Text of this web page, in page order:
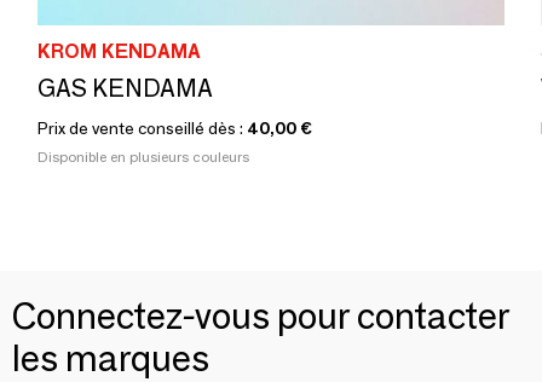
KROM KENDAMA
GAS KENDAMA
Prix de vente conseillé dès : 40,00 €
Disponible en plusieurs couleurs
Connectez-vous pour contacter
les marques